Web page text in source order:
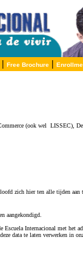
Free Brochure|
(ook wel LISSEC),
zich hier ten alle tijden aan
aangekondigd.
Internacional met het
data te laten verwerken in